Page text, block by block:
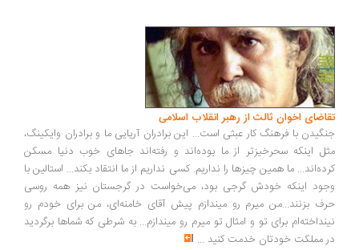
اخوان ثالث از رهبر انقلاب اسلامی
با فرهنگ کار عبثی است... این برادران آریایی ما و برادران وایکینگ،
اینکه سحرخیزتر از ما بوده‌اند و رفته‌اند جاهای خوب دنیا مسکن
ما همین چیزها را نداریم. کسی نداریم از ما انتقاد بکند... استالین با
اینکه خودش گرجی بود، می‌خواست در گرجستان نیز همه روسی
بزنند...من میرم رو میندازم پیش آقای خامنه‌ای، من برای خودم رو
برای تو و امثال تو میرم رو میندازم... به شرطی که شماها برگردید
مملکت خودتان خدمت کنید...